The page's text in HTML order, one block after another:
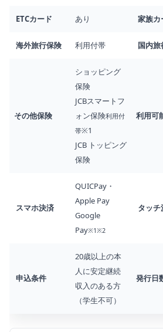
ETCカード あり 家族カ
海外旅行保険 利用付帯 国内旅
その他保険
ショッピング
保険
JCBスマートフ
ォン保険利用付
帯※1
JCB トッピング
保険
利用可
スマホ決済
QUICPay・
Apple Pay
Google
Pay※1※2
タッチ
申込条件
20歳以上の本
人に安定継続
収入のある方
（学生不可）
発行日